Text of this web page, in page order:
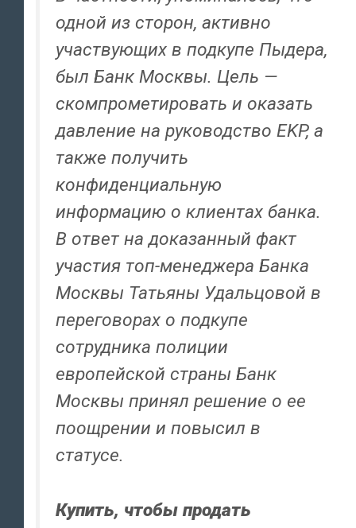
одной из сторон, активно
участвующих в подкупе Пыдера,
был Банк Москвы. Цель —
скомпрометировать и оказать
давление на руководство EKP, а
также получить
конфиденциальную
информацию о клиентах банка.
В ответ на доказанный факт
участия топ-менеджера Банка
Москвы Татьяны Удальцовой в
переговорах о подкупе
сотрудника полиции
европейской страны Банк
Москвы принял решение о ее
поощрении и повысил в
статусе.
Купить, чтобы продать